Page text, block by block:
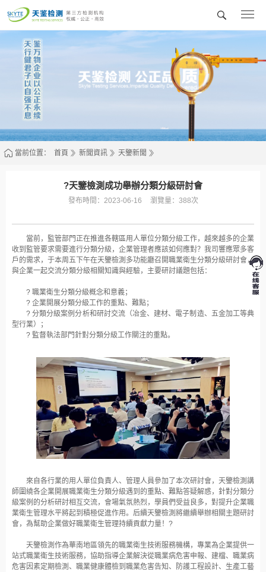
廣
天
測
技
公
司
當前位置： 首頁 新聞資訊 天鑒新聞
?天鑒檢測成功舉辦分類分級研討會
發布時間：2023-06-16 瀏覽量：388次
當前，監管部門正在推進各轄區用人單位分類分級工作，越來越多的企業
收到監管要求需要進行分類分級，企業管理者應該如何應對？我司響應眾多客
戶的需求，于本周五下午在天鑒檢測多功能廳召開職業衛生分類分級研討會，
與企業一起交流分類分級相關知識與經驗，主要研討議題包括：
? 職業衛生分類分級概念和意義；
? 企業開展分類分級工作的重點、難點；
? 分類分級案例分析和研討交流（冶金、建材、電子制造、五金加工等典
型行業）；
? 監督執法部門針對分類分級工作關注的重點。
來自各行業的用人單位負責人、管理人員參加了本次研討會，天鑒檢測講
師圍繞各企業開展職業衛生分類分級遇到的重點、難點答疑解惑，針對分類分
級案例的分析研討相互交流，會場氣氛熱烈，學員們受益良多，對提升企業職
業衛生管理水平將起到積極促進作用。后續天鑒檢測將繼續舉辦相關主題研討
會，為幫助企業做好職業衛生管理持續貢獻力量！?
天鑒檢測作為華南地區領先的職業衛生技術服務機構，專業為企業提供一
站式職業衛生技術服務，協助指導企業解決從職業病危害申報、建檔、職業病
危害因素定期檢測、職業健康體檢到職業危害告知、防護工程設計、生產工藝